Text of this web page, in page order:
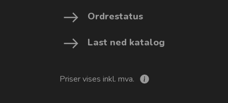
Ordrestatus
Last ned katalog
Priser vises inkl. mva.